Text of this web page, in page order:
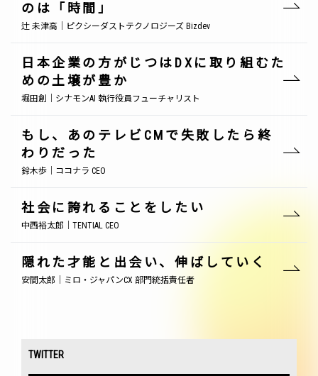
のは「時間」
辻 未津高｜ピクシーダストテクノロジーズ Bizdev
日本企業の方がじつはDXに取り組むた
めの土壌が豊か
堀田創｜シナモンAI 執行役員フューチャリスト
もし、あのテレビCMで失敗したら終
わりだった
鈴木歩｜ココナラ CEO
社会に誇れることをしたい
中西裕太郎｜TENTIAL CEO
隠れた才能と出会い、伸ばしていく
安間太郎｜ミロ・ジャパンCX 部門統括責任者
TWITTER